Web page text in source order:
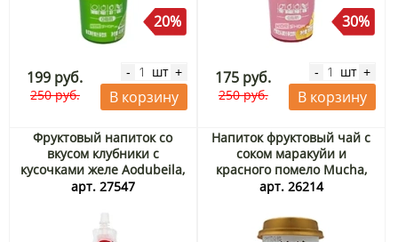
20%
199 руб.
250 руб.
- шт +
В корзину
30%
175 руб.
250 руб.
- шт +
В корзину
Фруктовый напиток со
вкусом клубники с
кусочками желе Aodubeila,
Китай, 180 мл
арт. 27547
Напиток фруктовый чай с
соком маракуйи и
красного помело Mucha,
Китай, 435 мл
арт. 26214